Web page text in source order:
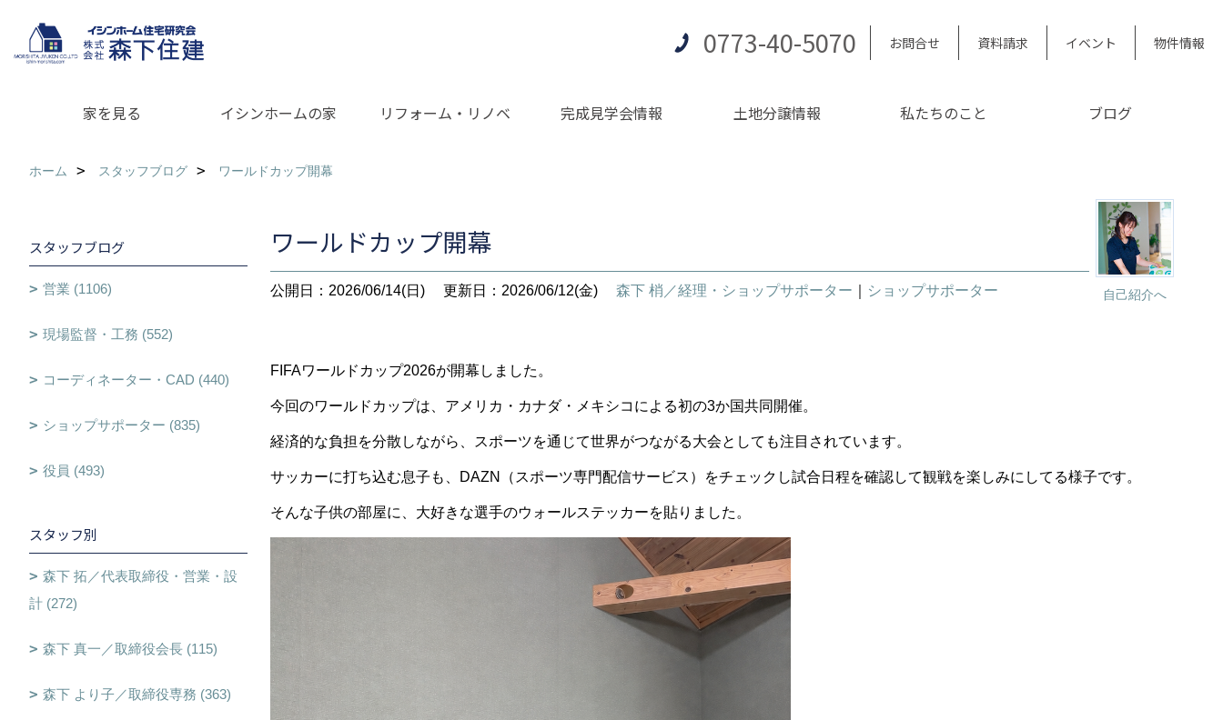
0773-40-5070 お問合せ 資料請求 イベント 物件情報
家を見る イシンホームの家 リフォーム・リノベ 完成見学会情報 土地分譲情報 私たちのこと ブログ
ホーム スタッフブログ ワールドカップ開幕
自己紹介へ
ワールドカップ開幕
公開日：2026/06/14(日) 更新日：2026/06/12(金) 森下 梢／経理・ショップサポーター ショップサポーター
FIFAワールドカップ2026が開幕しました。
今回のワールドカップは、アメリカ・カナダ・メキシコによる初の3か国共同開催。
経済的な負担を分散しながら、スポーツを通じて世界がつながる大会としても注目されています。
サッカーに打ち込む息子も、DAZN（スポーツ専門配信サービス）をチェックし試合日程を確認して観戦を楽しみにしてる様子です。
そんな子供の部屋に、大好きな選手のウォールステッカーを貼りました。
スタッフブログ
営業 (1106)
現場監督・工務 (552)
コーディネーター・CAD (440)
ショップサポーター (835)
役員 (493)
スタッフ別
森下 拓／代表取締役・営業・設
計 (272)
森下 真一／取締役会長 (115)
森下 より子／取締役専務 (363)